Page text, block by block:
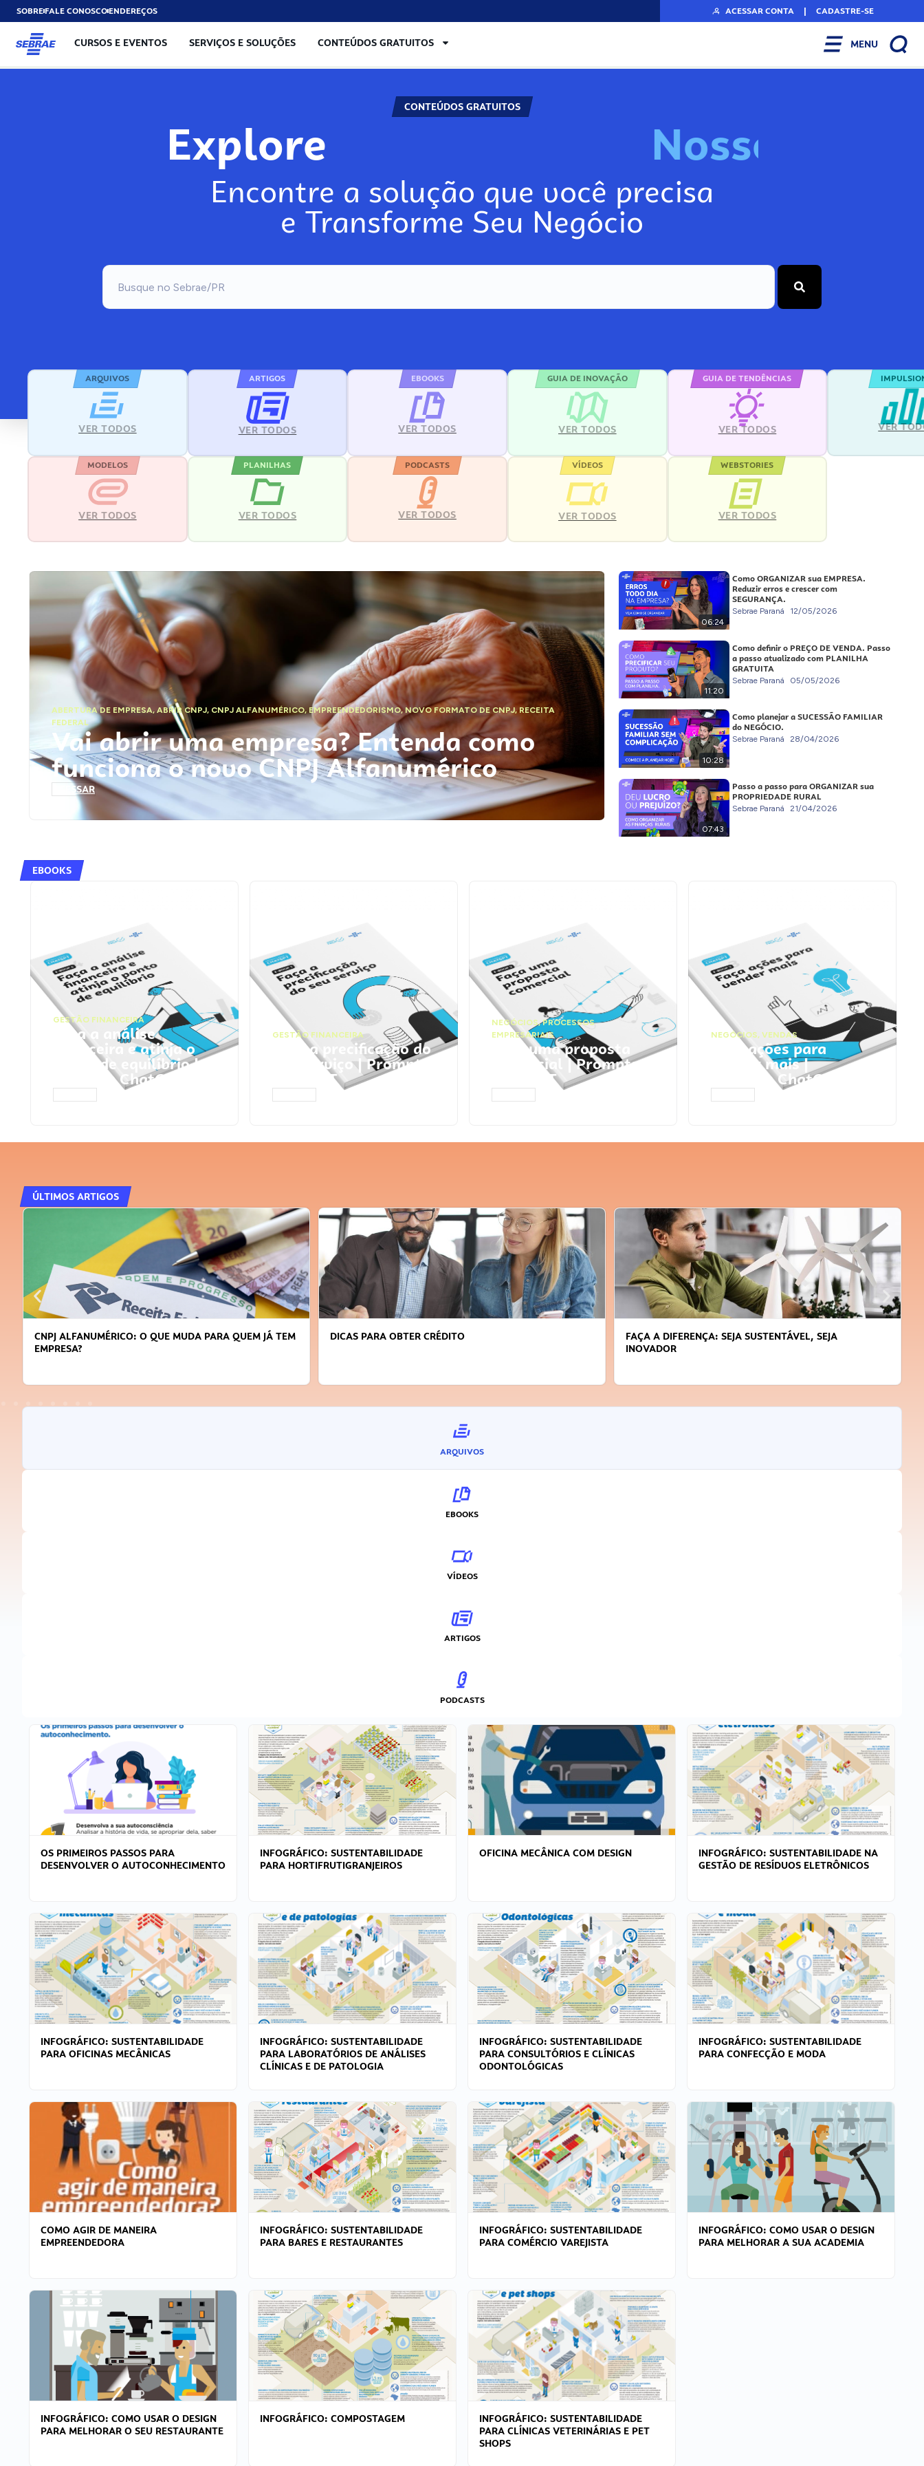
SOBREFALE CONOSCOENDEREÇOS ACESSAR CONTA | CADASTRE-SE
CURSOS E EVENTOS SERVIÇOS E SOLUÇÕES CONTEÚDOS GRATUITOS MENU
CONTEÚDOS GRATUITOS
Explore Nosso
Encontre a solução que você precisa
e Transforme Seu Negócio
ARQUIVOS
VER TODOS
ARTIGOS
VER TODOS
EBOOKS
VER TODOS
GUIA DE INOVAÇÃO
VER TODOS
GUIA DE TENDÊNCIAS
VER TODOS VER
MODELOS
VER TODOS
PLANILHAS
VER TODOS
PODCASTS
VER TODOS
VÍDEOS
VER TODOS
WEBSTORIES
VER TODOS
ABERTURA DE EMPRESA,ABRIR CNPJ, CNPJ ALFANUMÉRICO, EMPREENDEDORISMO,NOVO FORMATO DE CNPJ,RECEITA
FEDERAL
Vai abrir uma empresa? Entenda como
funciona o novo CNPJ Alfanumérico
ACESSAR
06:24
Como ORGANIZAR sua EMPRESA.
Reduzir erros e crescer com
SEGURANÇA.
Sebrae Paraná 12/05/2026
11:20
Como definir o PREÇO DE VENDA. Passo
a passo atualizado com PLANILHA
GRATUITA
Sebrae Paraná 05/05/2026
10:28
Como planejar a SUCESSÃO FAMILIAR
do NEGÓCIO.
Sebrae Paraná 28/04/2026
07:43
Passo a passo para ORGANIZAR sua
PROPRIEDADE RURAL
Sebrae Paraná 21/04/2026
EBOOKS
GESTÃO FINANCEIRA
Faça a análise
financeira e atinja o
ponto de equilíbrio |
Prompts ChatGPT
GESTÃO FINANCEIRA
Faça a precificação do
seu serviço | Prompts
ChatGPT
NEGÓCIOS,PROCESSOS
EMPRESARIAIS
Faça uma proposta
comercial | Prompts
ChatGPT
NEGÓCIOS, VENDAS
Faça ações para
vender mais |
Prompts ChatGPT
ÚLTIMOS ARTIGOS
CNPJ ALFANUMÉRICO: O QUE MUDA PARA QUEM JÁ TEM
EMPRESA?
DICAS PARA OBTER CRÉDITO
FAÇA A DIFERENÇA: SEJA SUSTENTÁVEL, SEJA
INOVADOR
ARQUIVOS
EBOOKS
VÍDEOS
ARTIGOS
PODCASTS
OS PRIMEIROS PASSOS PARA
DESENVOLVER O AUTOCONHECIMENTO
INFOGRÁFICO: SUSTENTABILIDADE
PARA HORTIFRUTIGRANJEIROS
OFICINA MECÂNICA COM DESIGN
INFOGRÁFICO: SUSTENTABILIDADE NA
GESTÃO DE RESÍDUOS ELETRÔNICOS
INFOGRÁFICO: SUSTENTABILIDADE
PARA OFICINAS MECÂNICAS
INFOGRÁFICO: SUSTENTABILIDADE
PARA LABORATÓRIOS DE ANÁLISES
CLÍNICAS E DE PATOLOGIA
INFOGRÁFICO: SUSTENTABILIDADE
PARA CONSULTÓRIOS E CLÍNICAS
ODONTOLÓGICAS
INFOGRÁFICO: SUSTENTABILIDADE
PARA CONFECÇÃO E MODA
COMO AGIR DE MANEIRA
EMPREENDEDORA
INFOGRÁFICO: SUSTENTABILIDADE
PARA BARES E RESTAURANTES
INFOGRÁFICO: SUSTENTABILIDADE
PARA COMÉRCIO VAREJISTA
INFOGRÁFICO: COMO USAR O DESIGN
PARA MELHORAR A SUA ACADEMIA
INFOGRÁFICO: COMO USAR O DESIGN
PARA MELHORAR O SEU RESTAURANTE
INFOGRÁFICO: COMPOSTAGEM
INFOGRÁFICO: SUSTENTABILIDADE
PARA CLÍNICAS VETERINÁRIAS E PET
SHOPS